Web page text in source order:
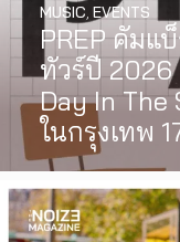
PREP คัมแ
ทัวร์ปี 2026
Day In The
ในกรุงเทพ
MUSIC EVENTS